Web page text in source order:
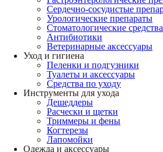
Сердечно-сосудистые
Урологические препараты
Стоматологические средства
Антибиотики
Ветеринарные аксессуары
Уход и гигиена
Пеленки и подгузники
Туалеты и аксессуары
Средства по уходу
Инструменты для ухода
Дешеддеры
Расчески и щетки
Триммеры и фены
Когтерезы
Лапомойки
Одежда и аксессуары